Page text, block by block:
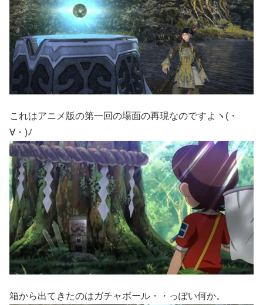
これはアニメ版の第一回の場面の再現なのですよヽ(・
∀・)ﾉ
箱から出てきたのはガチャボール・・っぽい何か。